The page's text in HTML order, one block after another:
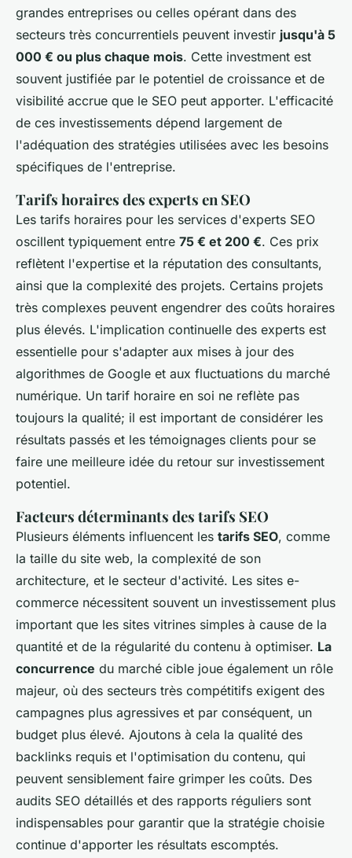
grandes entreprises ou celles opérant dans des
secteurs très concurrentiels peuvent investir jusqu'à 5
000 € ou plus chaque mois. Cette investment est
souvent justifiée par le potentiel de croissance et de
visibilité accrue que le SEO peut apporter. L'efficacité
de ces investissements dépend largement de
l'adéquation des stratégies utilisées avec les besoins
spécifiques de l'entreprise.
Tarifs horaires des experts en SEO
Les tarifs horaires pour les services d'experts SEO
oscillent typiquement entre 75 € et 200 €. Ces prix
reflètent l'expertise et la réputation des consultants,
ainsi que la complexité des projets. Certains projets
très complexes peuvent engendrer des coûts horaires
plus élevés. L'implication continuelle des experts est
essentielle pour s'adapter aux mises à jour des
algorithmes de Google et aux fluctuations du marché
numérique. Un tarif horaire en soi ne reflète pas
toujours la qualité; il est important de considérer les
résultats passés et les témoignages clients pour se
faire une meilleure idée du retour sur investissement
potentiel.
Facteurs déterminants des tarifs SEO
Plusieurs éléments influencent les tarifs SEO, comme
la taille du site web, la complexité de son
architecture, et le secteur d'activité. Les sites e-
commerce nécessitent souvent un investissement plus
important que les sites vitrines simples à cause de la
quantité et de la régularité du contenu à optimiser. La
concurrence du marché cible joue également un rôle
majeur, où des secteurs très compétitifs exigent des
campagnes plus agressives et par conséquent, un
budget plus élevé. Ajoutons à cela la qualité des
backlinks requis et l'optimisation du contenu, qui
peuvent sensiblement faire grimper les coûts. Des
audits SEO détaillés et des rapports réguliers sont
indispensables pour garantir que la stratégie choisie
continue d'apporter les résultats escomptés.